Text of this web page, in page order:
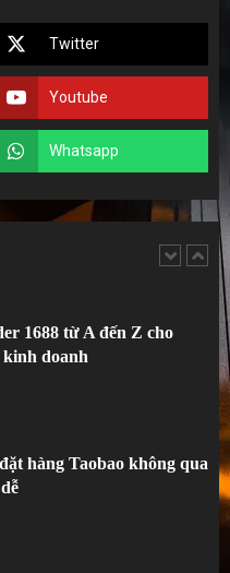
Twitter
Youtube
Whatsapp
điển của người mới tập
1688 từ A đến Z cho
doanh
hàng Taobao không qua
Trung Quốc từ A đến Z
bắt đầu: Từ gà mờ thành
đơn hàng